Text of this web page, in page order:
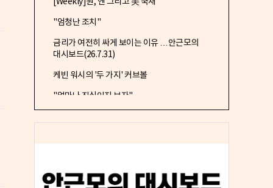
"엄청난 조치"
금리가 여전히 싸게 보이는 이유 …안근모의
대시보드(26.7.31)
케빈 워시의 '두 가지' 커브볼
"얼마나 진심인지 보자"